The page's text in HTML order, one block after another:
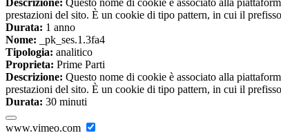
Descrizione: Questo nome di cookie è associato alla
prestazioni del sito. È un cookie di tipo pattern, in cui il
Durata: 1 anno
Nome: _pk_ses.1.3fa4
Tipologia: analitico
Proprieta: Prime Parti
Descrizione: Questo nome di cookie è associato alla
prestazioni del sito. È un cookie di tipo pattern, in cui il
Durata: 30 minuti
www.vimeo.com